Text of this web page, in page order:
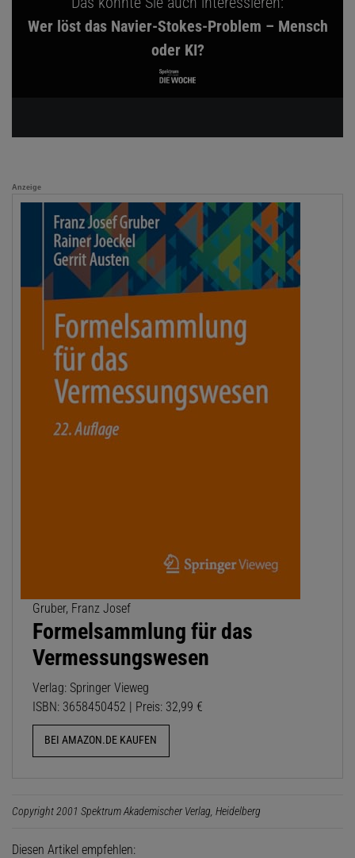
Wer löst das Navier-Stokes-Problem – Mensch
oder KI?
Anzeige
Gruber, Franz Josef
Formelsammlung für das
Vermessungswesen
Verlag: Springer Vieweg
ISBN: 3658450452 | Preis: 32,99 €
BEI AMAZON.DE KAUFEN
Copyright 2001 Spektrum Akademischer Verlag, Heidelberg
Diesen Artikel empfehlen: